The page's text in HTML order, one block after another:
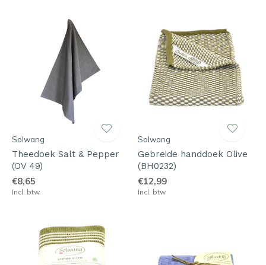
Solwang
Theedoek Salt & Pepper
(OV 49)
€8,65
Incl. btw
Solwang
Gebreide handdoek Olive
(BH0232)
€12,99
Incl. btw